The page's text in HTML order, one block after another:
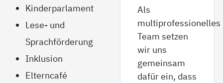
Kinderparlament
Lese- und
Sprachförderung
Inklusion
Elterncafé
Als
multiprofessionelles
Team setzen
wir uns
gemeinsam
dafür ein, dass